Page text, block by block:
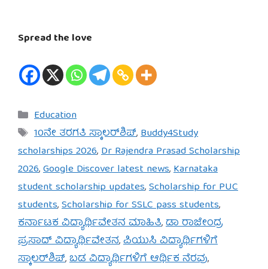
Spread the love
Categories
Education
Tags
10ನೇ ತರಗತಿ ಸ್ಕಾಲರ್‌ಶಿಪ್,Buddy4Study
scholarships 2026,Dr Rajendra Prasad Scholarship
2026,Google Discover latest news,Karnataka
student scholarship updates,Scholarship for PUC
students,Scholarship for SSLC pass students,
ಕರ್ನಾಟಕ ವಿದ್ಯಾರ್ಥಿವೇತನ ಮಾಹಿತಿ,ಡಾ ರಾಜೇಂದ್ರ
ಪ್ರಸಾದ್ ವಿದ್ಯಾರ್ಥಿವೇತನ,ಪಿಯುಸಿ ವಿದ್ಯಾರ್ಥಿಗಳಿಗೆ
ಸ್ಕಾಲರ್‌ಶಿಪ್,ಬಡ ವಿದ್ಯಾರ್ಥಿಗಳಿಗೆ ಆರ್ಥಿಕ ನೆರವು,